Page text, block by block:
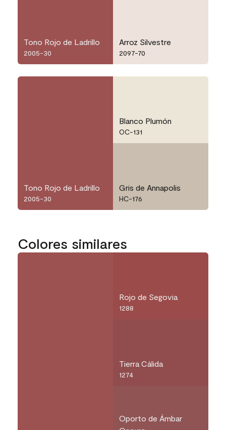
Tono Rojo de Ladrillo
2005-30
Arroz Silvestre
2097-70
Tono Rojo de Ladrillo
2005-30
Blanco Plumón
OC-131
Gris de Annapolis
HC-176
Colores similares
Rojo de Segovia
1288
Tierra Cálida
1274
Oporto de Ámbar